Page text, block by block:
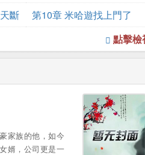
耳朵懷孕了
斷
第10章 米哈遊找上門了
點擊檢
家族的他，如今
婿，公司更是一